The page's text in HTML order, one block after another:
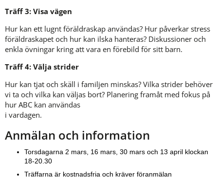
Träff 3: Visa vägen
Hur kan ett lugnt föräldraskap användas? Hur påverkar stress
föräldraskapet och hur kan ilska hanteras? Diskussioner och
enkla övningar kring att vara en förebild för sitt barn.
Träff 4: Välja strider
Hur kan tjat och skäll i familjen minskas? Vilka strider behöver
vi ta och vilka kan väljas bort? Planering framåt med fokus på
hur ABC kan användas
i vardagen.
Anmälan och information
Torsdagarna 2 mars, 16 mars, 30 mars och 13 april klockan
18-20.30
Träffarna är kostnadsfria och kräver föranmälan